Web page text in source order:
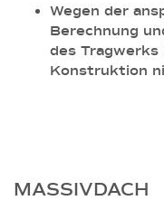
Wegen der
Berechnung
des Tragwerks
Konstruktion
MASSIVDACH